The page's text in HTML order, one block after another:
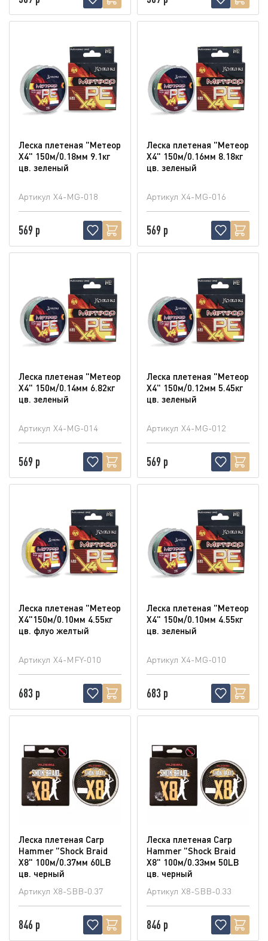
Леска плетеная "Метеор
Х4" 150м/0.18мм 9.1кг
цв. зеленый
Артикул X4-MG-018
569 р
Леска плетеная "Метеор
Х4" 150м/0.16мм 8.18кг
цв. зеленый
Артикул X4-MG-016
569 р
Леска плетеная "Метеор
Х4" 150м/0.14мм 6.82кг
цв. зеленый
Артикул X4-MG-014
569 р
Леска плетеная "Метеор
Х4" 150м/0.12мм 5.45кг
цв. зеленый
Артикул X4-MG-012
569 р
Леска плетеная "Метеор
Х4"150м/0.10мм 4.55кг
цв. флуо желтый
Артикул X4-MFY-010
683 р
Леска плетеная "Метеор
Х4" 150м/0.10мм 4.55кг
цв. зеленый
Артикул X4-MG-010
683 р
Леска плетеная Carp
Hammer "Shock Braid
X8" 100м/0.37мм 60LB
цв. черный
Артикул X8-SBB-0.37
846 р
Леска плетеная Carp
Hammer "Shock Braid
X8" 100м/0.33мм 50LB
цв. черный
Артикул X8-SBB-0.33
846 р